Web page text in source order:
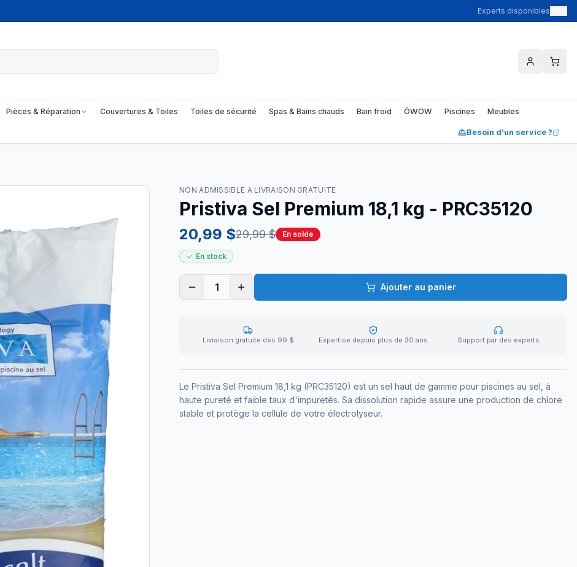
Experts disponibles
Pièces & Réparation Couvertures & Toiles Toiles de sécurité Spas & Bains chauds Bain froid ŌWOW Piscines Meubles
Besoin d’un service ?
NON ADMISSIBLE A LIVRAISON GRATUITE
Pristiva Sel Premium 18,1 kg - PRC35120
20,99 $29,99 $ En solde
En stock
1 Ajouter au panier
Livraison gratuite dès 99 $ Expertise depuis plus de 30 ans Support par des experts
Le Pristiva Sel Premium 18,1 kg (PRC35120) est un sel haut de gamme pour piscines au sel, à
haute pureté et faible taux d'impuretés. Sa dissolution rapide assure une production de chlore
stable et protège la cellule de votre électrolyseur.